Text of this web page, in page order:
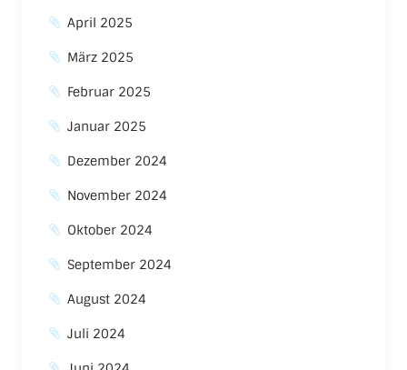
April 2025
März 2025
Februar 2025
Januar 2025
Dezember 2024
November 2024
Oktober 2024
September 2024
August 2024
Juli 2024